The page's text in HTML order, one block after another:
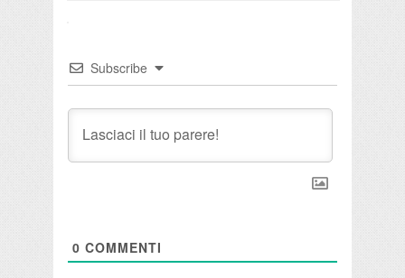
Subscribe
0 COMMENTI